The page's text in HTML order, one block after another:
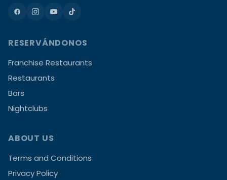
RESERVÁNDONOS
Franchise Restaurants
Restaurants
Bars
Nightclubs
ABOUT US
Terms and Conditions
Privacy Policy